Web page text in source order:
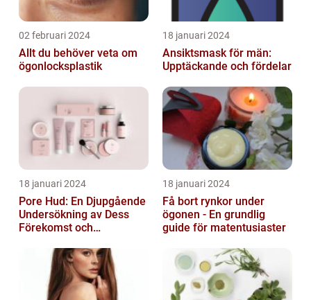
02 februari 2024
Allt du behöver veta om
ögonlocksplastik
18 januari 2024
Ansiktsmask för män:
Upptäckande och fördelar
18 januari 2024
Pore Hud: En Djupgående
Undersökning av Dess
Förekomst och
18 januari 2024
Få bort rynkor under
ögonen - En grundlig
guide för matentusiaster